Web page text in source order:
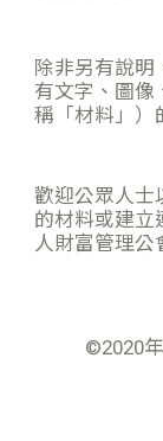
除非另有說明
有文字、圖像
稱「材料」）
歡迎公眾人士
的材料或建立
人財富管理
©️2020